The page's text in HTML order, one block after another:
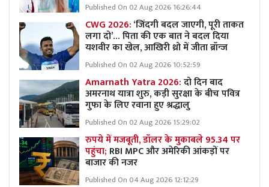
Published On 02 Aug 2026 16:26:44
CWG 2026:‘जिंदगी बदल जाएगी, पूरी ताकत
लगा दो’… पिता की एक बात ने बदल दिया
यशवीर का खेल, आखिरी थ्रो में जीता ब्रॉन्ज
Published On 02 Aug 2026 10:52:59
Amarnath Yatra 2026:दो दिन बाद
अमरनाथ यात्रा शुरु, कड़ी सुरक्षा के बीच पवित्र
गुफा के लिए रवाना हुए श्रद्धालु
Published On 02 Aug 2026 15:29:02
रुपये में मजबूती, डॉलर के मुकाबले 95.34 पर
पहुंचा; RBI MPC और अमेरिकी आंकड़ों पर
बाजार की नजर
Published On 04 Aug 2026 12:12:29